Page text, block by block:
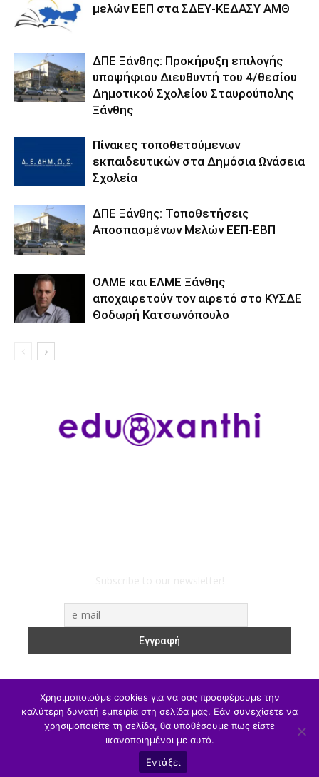
μελών ΕΕΠ στα ΣΔΕΥ-ΚΕΔΑΣΥ ΑΜΘ
ΔΠΕ Ξάνθης: Προκήρυξη επιλογής
υποψήφιου Διευθυντή του 4/θεσίου
Δημοτικού Σχολείου Σταυρούπολης
Ξάνθης
Πίνακες τοποθετούμενων
εκπαιδευτικών στα Δημόσια Ωνάσεια
Σχολεία
ΔΠΕ Ξάνθης: Τοποθετήσεις
Αποσπασμένων Μελών ΕΕΠ-ΕΒΠ
ΟΛΜΕ και ΕΛΜΕ Ξάνθης
αποχαιρετούν τον αιρετό στο ΚΥΣΔΕ
Θοδωρή Κατσωνόπουλο
ΥΠΑΙΘΑ Υπηρεσιακά Α/θμια Β/θμια
Γ/θμια
Θέσεις Εργασίας
Αθλητισμός
© eduXanthi2022
Χρησιμοποιούμε cookies για να σας προσφέρουμε την
καλύτερη δυνατή εμπειρία στη σελίδα μας. Εάν συνεχίσετε να
χρησιμοποιείτε τη σελίδα, θα υποθέσουμε πως είστε
ικανοποιημένοι με αυτό.
Εντάξει